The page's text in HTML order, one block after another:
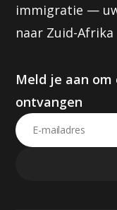
immigratie —
naar Zuid-Afrika
Meld je aan
ontvangen